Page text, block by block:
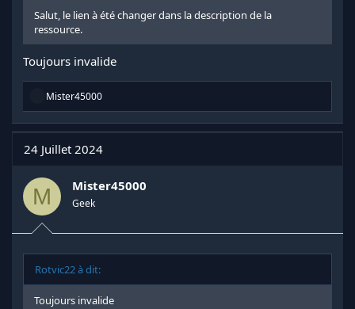
Salut, le lien à été changer dans la description de la
ressource.
Toujours invalide
R
a
c
t
i
n
s
Mister45000
24 Juillet 2024
M Mister45000
Geek
Rotvic22 à dit:
Toujours invalide